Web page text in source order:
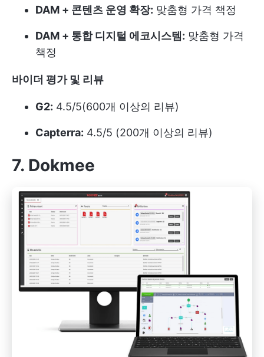
DAM + 콘텐츠 운영 확장: 맞춤형 가격 책정
DAM + 통합 디지털 에코시스템: 맞춤형 가격
책정
바이더 평가 및 리뷰
G2: 4.5/5(600개 이상의 리뷰)
Capterra: 4.5/5 (200개 이상의 리뷰)
7. Dokmee